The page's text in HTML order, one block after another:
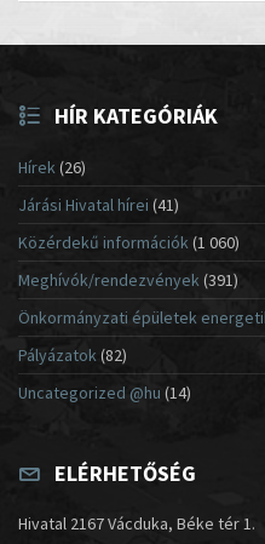
HÍR KATEGÓRIÁK
Hírek(26)
Járási Hivatal hírei (41)
Közérdekű információk(1 060)
Meghívók/rendezvények (391)
Önkormányzati épületek
Pályázatok (82)
Uncategorized @hu (14)
ELÉRHETŐSÉG
Hivatal 2167 Vácduka, Béke tér 1.